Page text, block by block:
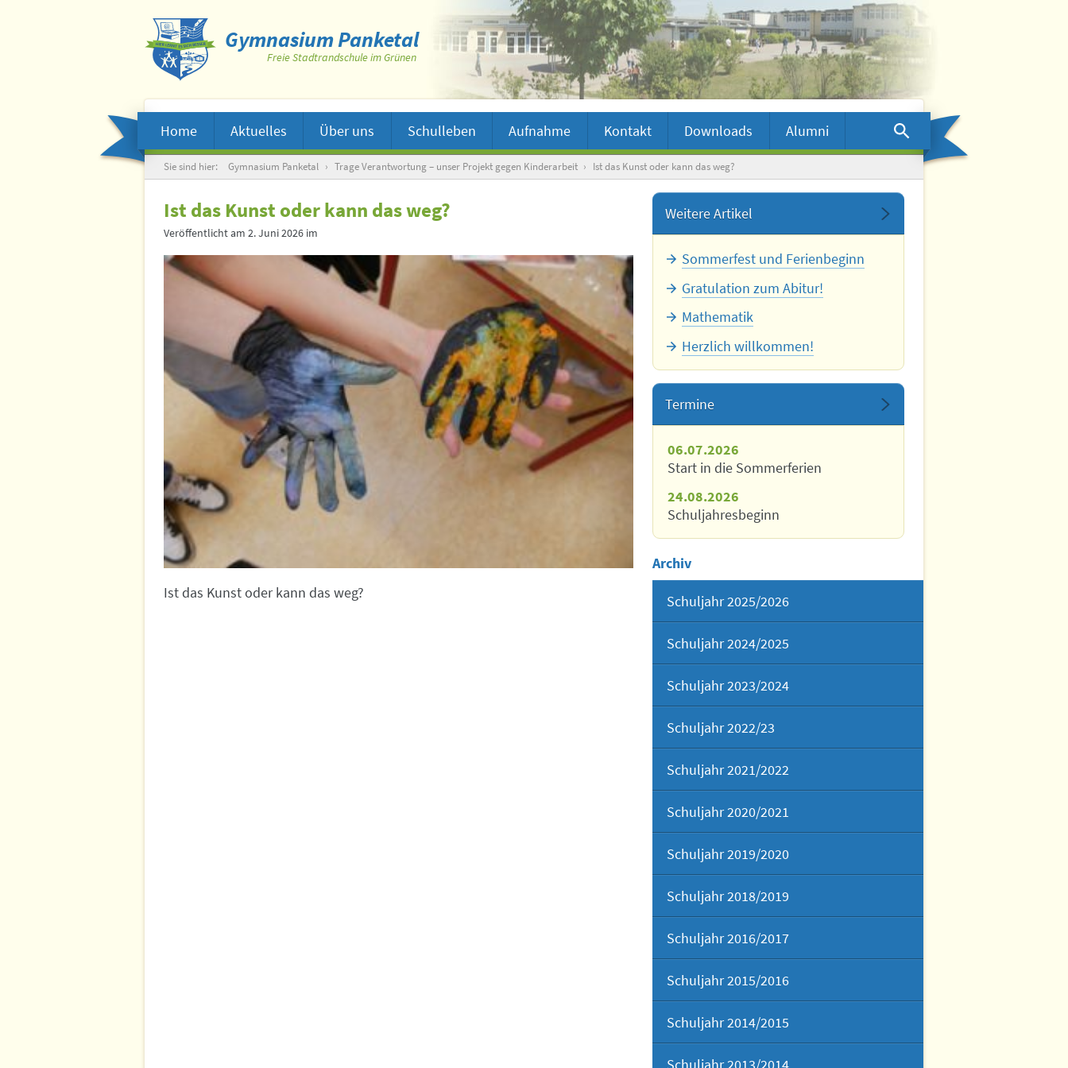
Gymnasium Panketal
Freie Stadtrandschule im Grünen
Home Aktuelles Über uns Schulleben Aufnahme Kontakt Downloads
Alumni
Suche
Sie sind hier: Gymnasium Panketal › Trage Verantwortung – unser Projekt gegen Kinderarbeit › Ist das Kunst oder kann das weg?
Ist das Kunst oder kann das weg?
Veröffentlicht am 2. Juni 2026 im
Ist das Kunst oder kann das weg?
Weitere Artikel
Sommerfest und Ferienbeginn
Gratulation zum Abitur!
Mathematik
Herzlich willkommen!
Termine
06.07.2026
Start in die Sommerferien
24.08.2026
Schuljahresbeginn
Archiv
Schuljahr 2025/2026
Schuljahr 2024/2025
Schuljahr 2023/2024
Schuljahr 2022/23
Schuljahr 2021/2022
Schuljahr 2020/2021
Schuljahr 2019/2020
Schuljahr 2018/2019
Schuljahr 2016/2017
Schuljahr 2015/2016
Schuljahr 2014/2015
Schuljahr 2013/2014